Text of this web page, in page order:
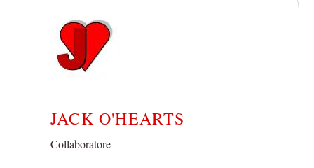
JACK O'HEARTS
Collaboratore